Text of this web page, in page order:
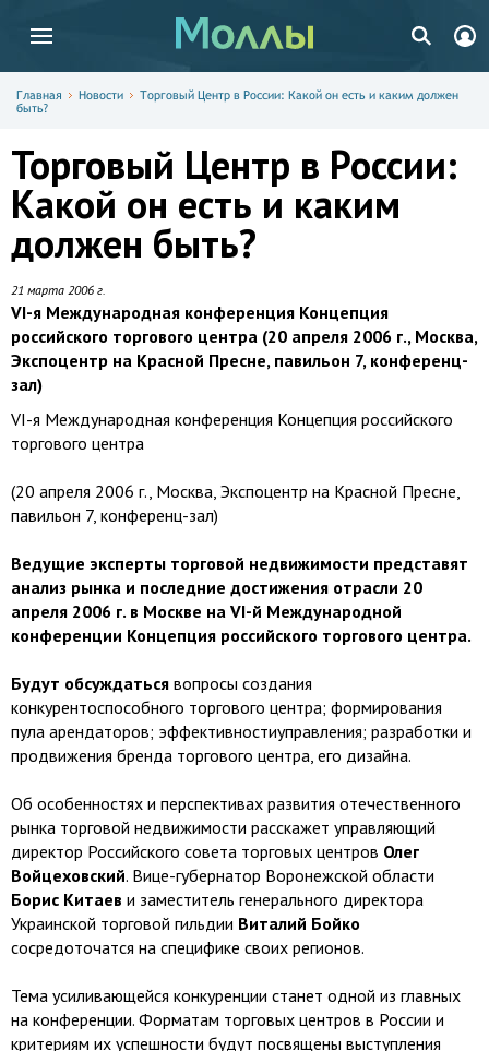
Главная Новости
Торговый Центр в России: Какой он есть и каким должен
быть?
Торговый Центр в России:
Какой он есть и каким
должен быть?
21 марта 2006 г.
VI-я Международная конференция Концепция
российского торгового центра (20 апреля 2006 г., Москва,
Экспоцентр на Красной Пресне, павильон 7, конференц-
зал)
VI-я Международная конференция Концепция российского
торгового центра
(20 апреля 2006 г., Москва, Экспоцентр на Красной Пресне,
павильон 7, конференц-зал)
Ведущие эксперты торговой недвижимости представят
анализ рынка и последние достижения отрасли 20
апреля 2006 г. в Москве на VI-й Международной
конференции Концепция российского торгового центра.
Будут обсуждаться вопросы создания
конкурентоспособного торгового центра; формирования
пула арендаторов; эффективностиуправления; разработки и
продвижения бренда торгового центра, его дизайна.
Об особенностях и перспективах развития отечественного
рынка торговой недвижимости расскажет управляющий
директор Российского совета торговых центров Олег
Войцеховский. Вице-губернатор Воронежской области
Борис Китаев и заместитель генерального директора
Украинской торговой гильдии Виталий Бойко
сосредоточатся на специфике своих регионов.
Тема усиливающейся конкуренции станет одной из главных
на конференции. Форматам торговых центров в России и
критериям их успешности будут посвящены выступления